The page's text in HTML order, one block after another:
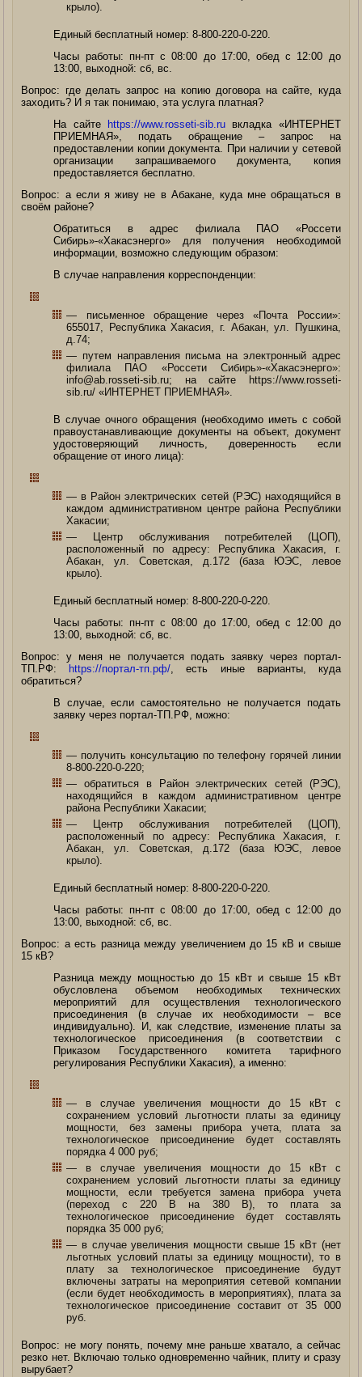
крыло).
Единый бесплатный номер: 8-800-220-0-220.
Часы работы: пн-пт с 08:00 до 17:00, обед c 12:00 до
13:00, выходной: сб, вс.
Вопрос: где делать запрос на копию договора на сайте, куда
заходить? И я так понимаю, эта услуга платная?
На сайте
https://www.rosseti-sib.ru вкладка «ИНТЕРНЕТ
ПРИЕМНАЯ», подать обращение – запрос на
предоставлении копии документа. При наличии у сетевой
организации запрашиваемого документа, копия
предоставляется бесплатно.
Вопрос: а если я живу не в Абакане, куда мне обращаться в
своём районе?
Обратиться в адрес филиала ПАО «Россети
Сибирь»-«Хакасэнерго» для получения необходимой
информации, возможно следующим образом:
В случае направления корреспонденции:
— письменное обращение через «Почта России»:
655017, Республика Хакасия, г. Абакан, ул. Пушкина,
д.74;
— путем направления письма на электронный адрес
филиала ПАО «Россети Сибирь»-«Хакасэнерго»:
info@ab.rosseti-sib.ru; на сайте https://www.rosseti-
sib.ru/ «ИНТЕРНЕТ ПРИЕМНАЯ».
В случае очного обращения (необходимо иметь с собой
правоустанавливающие документы на объект, документ
удостоверяющий личность, доверенность если
обращение от иного лица):
— в Район электрических сетей (РЭС) находящийся в
каждом административном центре района Республики
Хакасии;
— Центр обслуживания потребителей (ЦОП),
расположенный по адресу: Республика Хакасия, г.
Абакан, ул. Советская, д.172 (база ЮЭС, левое
крыло).
Единый бесплатный номер: 8-800-220-0-220.
Часы работы: пн-пт с 08:00 до 17:00, обед c 12:00 до
13:00, выходной: сб, вс.
Вопрос: у меня не получается подать заявку через портал-
ТП.РФ:
https://портал-тп.рф/, есть иные варианты, куда
обратиться?
В случае, если самостоятельно не получается подать
заявку через портал-ТП.РФ, можно:
— получить консультацию по телефону горячей линии
8-800-220-0-220;
— обратиться в Район электрических сетей (РЭС),
находящийся в каждом административном центре
района Республики Хакасии;
— Центр обслуживания потребителей (ЦОП),
расположенный по адресу: Республика Хакасия, г.
Абакан, ул. Советская, д.172 (база ЮЭС, левое
крыло).
Единый бесплатный номер: 8-800-220-0-220.
Часы работы: пн-пт с 08:00 до 17:00, обед c 12:00 до
13:00, выходной: сб, вс.
Вопрос: а есть разница между увеличением до 15 кВ и свыше
15 кВ?
Разница между мощностью до 15 кВт и свыше 15 кВт
обусловлена объемом необходимых технических
мероприятий для осуществления технологического
присоединения (в случае их необходимости – все
индивидуально). И, как следствие, изменение платы за
технологическое присоединения (в соответствии с
Приказом Государственного комитета тарифного
регулирования Республики Хакасия), а именно:
— в случае увеличения мощности до 15 кВт с
сохранением условий льготности платы за единицу
мощности, без замены прибора учета, плата за
технологическое присоединение будет составлять
порядка 4 000 руб;
— в случае увеличения мощности до 15 кВт с
сохранением условий льготности платы за единицу
мощности, если требуется замена прибора учета
(переход с 220 В на 380 В), то плата за
технологическое присоединение будет составлять
порядка 35 000 руб;
— в случае увеличения мощности свыше 15 кВт (нет
льготных условий платы за единицу мощности), то в
плату за технологическое присоединение будут
включены затраты на мероприятия сетевой компании
(если будет необходимость в мероприятиях), плата за
технологическое присоединение составит от 35 000
руб.
Вопрос: не могу понять, почему мне раньше хватало, а сейчас
резко нет. Включаю только одновременно чайник, плиту и сразу
вырубает?